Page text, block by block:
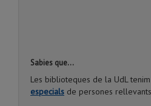
Sabies que...
Les biblioteques de la UdL
especials de persones